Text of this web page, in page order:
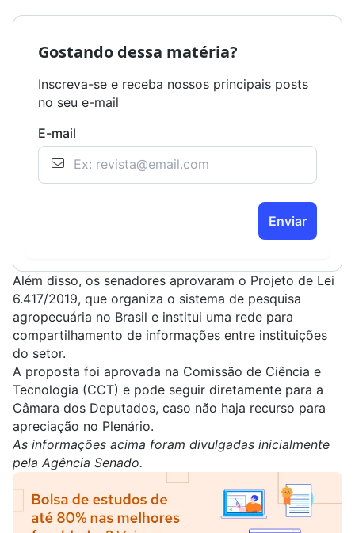
Gostando dessa matéria?
Inscreva-se e receba nossos principais posts
no seu e-mail
E-mail
Enviar
Além disso, os senadores aprovaram o Projeto de Lei
6.417/2019, que organiza o sistema de pesquisa
agropecuária no Brasil e institui uma rede para
compartilhamento de informações entre instituições
do setor.
A proposta foi aprovada na Comissão de Ciência e
Tecnologia (CCT) e pode seguir diretamente para a
Câmara dos Deputados, caso não haja recurso para
apreciação no Plenário.
As informações acima foram divulgadas inicialmente
pela Agência Senado.